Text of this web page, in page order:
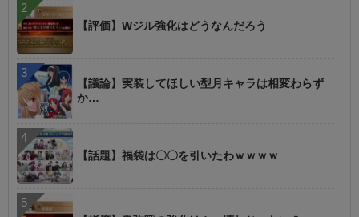
【評価】Wジル強化はどうなんだろう
【議論】実装してほしい型月キャラは相変わらず
か…
【話題】福袋は〇〇を引いたわｗｗｗｗ